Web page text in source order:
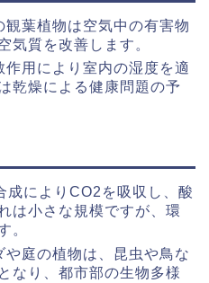
観葉植物は空気中の有害物
気質を改善します。
作用により室内の湿度を適
乾燥による健康問題の予
成によりCO2を吸収し、酸
は小さな規模ですが、環
。
や庭の植物は、昆虫や鳥な
なり、都市部の生物多様